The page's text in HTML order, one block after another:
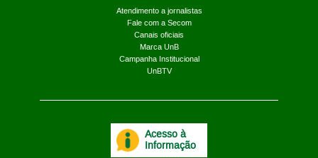
Atendimento a jornalistas
Fale com a Secom
Canais oficiais
Marca UnB
Campanha Institucional
UnBTV
Acesso à
Informação